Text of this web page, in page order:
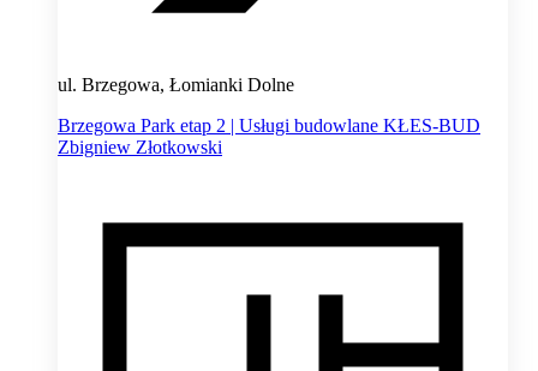
ul. Brzegowa, Łomianki Dolne
Brzegowa Park etap 2 | Usługi budowlane KŁES-BUD
Zbigniew Złotkowski